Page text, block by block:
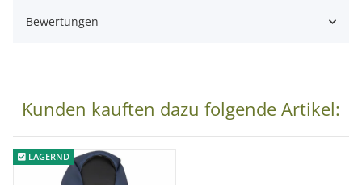
Lieferumfang:
Bewertungen
Kunden kauften dazu folgende Artikel:
LAGERND